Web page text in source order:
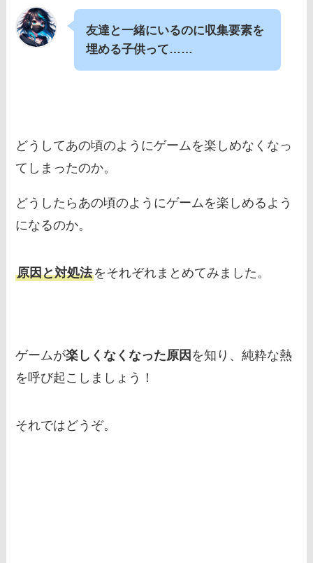
友達と一緒にいるのに収集要素を
埋める子供って……
どうしてあの頃のようにゲームを楽しめなくなっ
てしまったのか。
どうしたらあの頃のようにゲームを楽しめるよう
になるのか。
原因と対処法をそれぞれまとめてみました。
ゲームが楽しくなくなった原因 を知り、純粋な熱
を呼び起こしましょう！
それではどうぞ。